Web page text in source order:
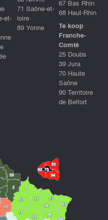
et-
71 Saône-et-
loire
89 Yonne
67 Bas Rhin
68 Haut-Rhin
Te koop
Franche-
Comté
25 Doubs
39 Jura
70 Haute
Saône
90 Territoire
de Belfort